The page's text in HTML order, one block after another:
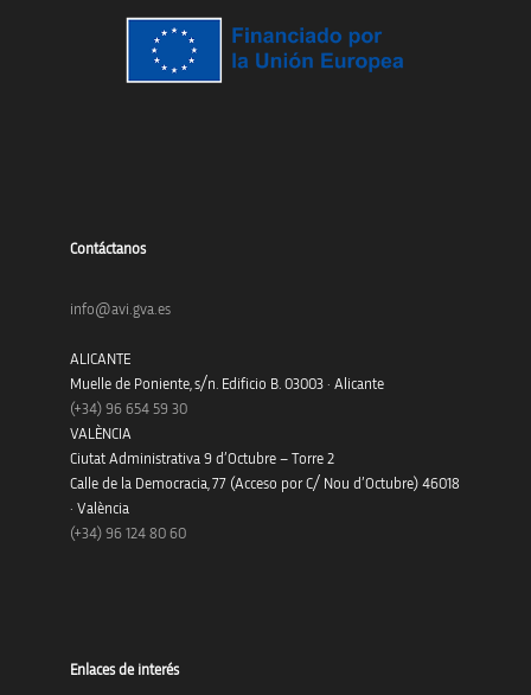
Contáctanos
info@avi.gva.es
ALICANTE
Muelle de Poniente, s/n. Edificio B. 03003 · Alicante
(+34) 96 654 59 30
VALÈNCIA
Ciutat Administrativa 9 d’Octubre – Torre 2
Calle de la Democracia, 77 (Acceso por C/ Nou d’Octubre) 46018
· València
(+34) 96 124 80 60
Enlaces de interés